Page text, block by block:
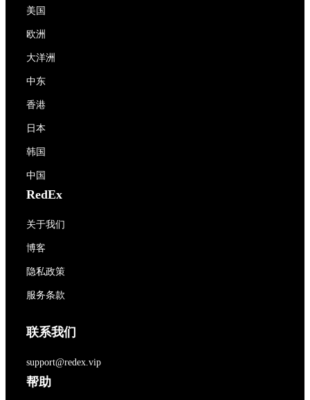
美国
欧洲
大洋洲
中东
香港
日本
韩国
中国
RedEx
关于我们
博客
隐私政策
服务条款
联系我们
support@redex.vip
帮助